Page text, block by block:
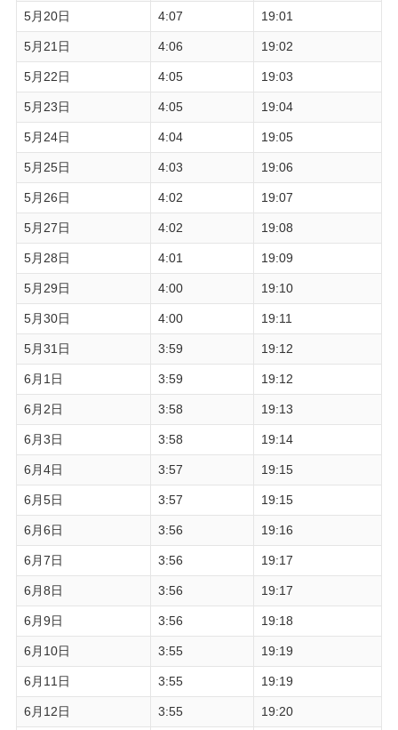
5月20日 4:07 19:01
5月21日 4:06 19:02
5月22日 4:05 19:03
5月23日 4:05 19:04
5月24日 4:04 19:05
5月25日 4:03 19:06
5月26日 4:02 19:07
5月27日 4:02 19:08
5月28日 4:01 19:09
5月29日 4:00 19:10
5月30日 4:00 19:11
5月31日 3:59 19:12
6月1日 3:59 19:12
6月2日 3:58 19:13
6月3日 3:58 19:14
6月4日 3:57 19:15
6月5日 3:57 19:15
6月6日 3:56 19:16
6月7日 3:56 19:17
6月8日 3:56 19:17
6月9日 3:56 19:18
6月10日 3:55 19:19
6月11日 3:55 19:19
6月12日 3:55 19:20